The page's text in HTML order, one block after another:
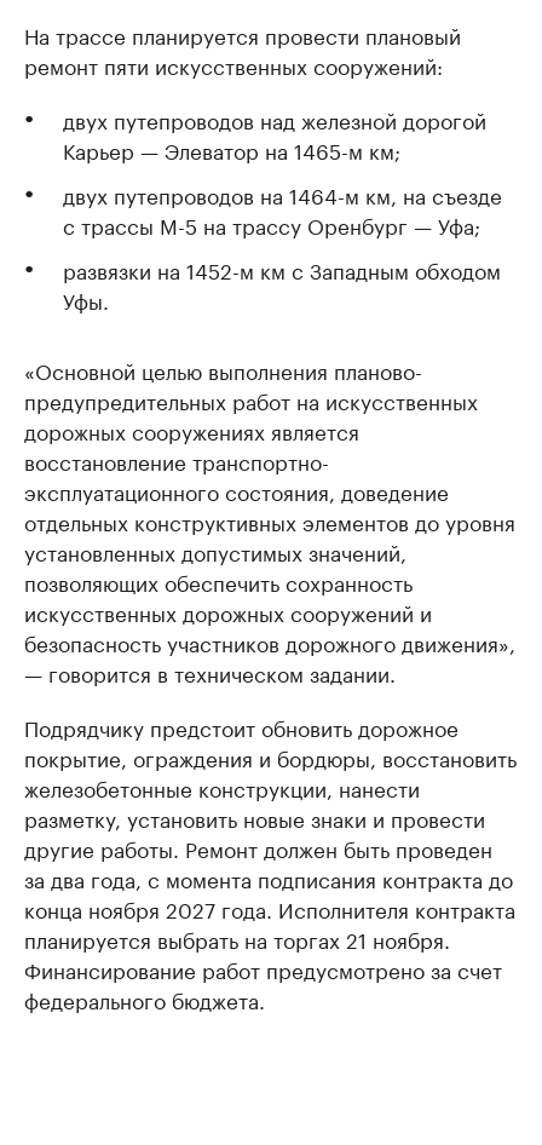
На трассе планируется провести плановый
ремонт пяти искусственных сооружений:
двух путепроводов над железной дорогой
Карьер — Элеватор на 1465-м км;
двух путепроводов на 1464-м км, на съезде
с трассы М-5 на трассу Оренбург — Уфа;
развязки на 1452-м км с Западным обходом
Уфы.
«Основной целью выполнения планово-
предупредительных работ на искусственных
дорожных сооружениях является
восстановление транспортно-
эксплуатационного состояния, доведение
отдельных конструктивных элементов до уровня
установленных допустимых значений,
позволяющих обеспечить сохранность
искусственных дорожных сооружений и
безопасность участников дорожного движения»,
— говорится в техническом задании.
Подрядчику предстоит обновить дорожное
покрытие, ограждения и бордюры, восстановить
железобетонные конструкции, нанести
разметку, установить новые знаки и провести
другие работы. Ремонт должен быть проведен
за два года, с момента подписания контракта до
конца ноября 2027 года. Исполнителя контракта
планируется выбрать на торгах 21 ноября.
Финансирование работ предусмотрено за счет
федерального бюджета.